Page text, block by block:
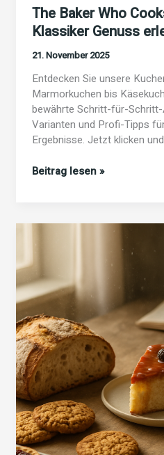
The Baker Who
Klassiker Genuss
21. November 2025
Entdecken Sie unsere
Marmorkuchen bis
bewährte Schritt-für-Schritt-
Varianten und Profi-Tipps
Ergebnisse. Jetzt klicken
The
Klassiker
Genuss
erleben
Beitrag lesen »